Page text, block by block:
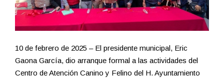
10 de febrero de 2025 – El presidente municipal, Eric
Gaona García, dio arranque formal a las actividades del
Centro de Atención Canino y Felino del H. Ayuntamiento